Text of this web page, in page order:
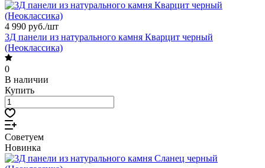
4 990 руб./шт
3Д панели из натурального камня Кварцит черный
(Неоклассика)
0
В наличии
Купить
Советуем
Новинка